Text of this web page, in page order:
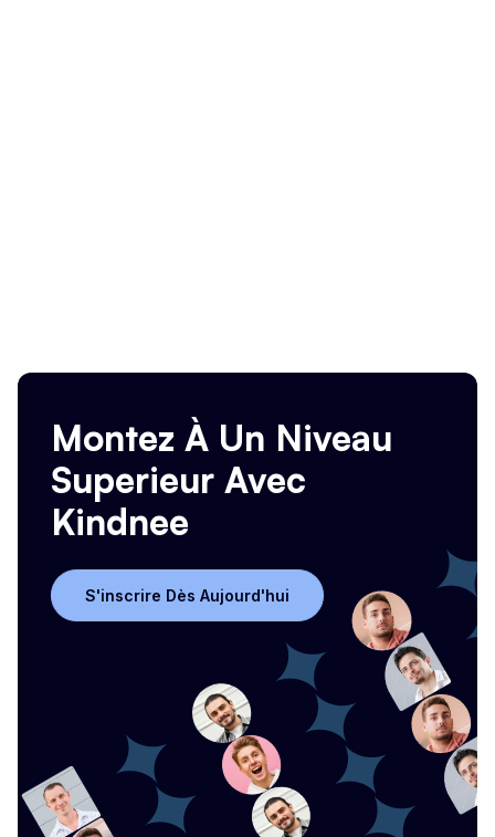
Montez À Un Niveau
Superieur Avec
Kindnee
S'inscrire Dès Aujourd'hui
S'inscrire Dès Aujourd'hui